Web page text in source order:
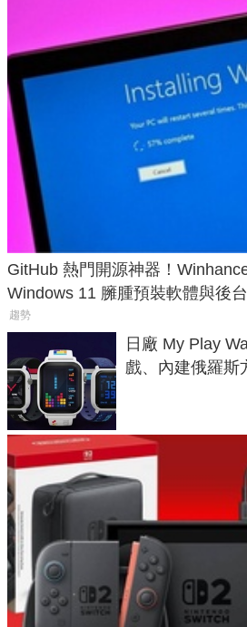
GitHub 熱門開源神器！
Windows 11 臃腫預裝軟體與後
趨勢
日廠 My Play
戲、內建俄羅斯